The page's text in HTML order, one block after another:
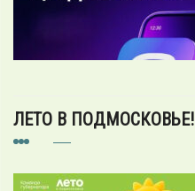
ЛЕТО В ПОДМОСКОВЬЕ!